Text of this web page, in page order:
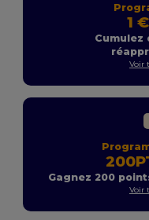
1
Cumulez
Voir
Gagnez 200
Voir